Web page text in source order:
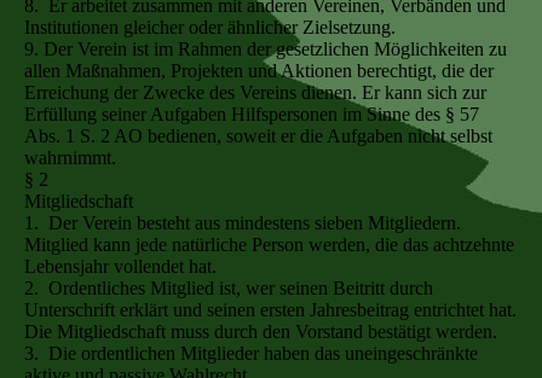
8. Er arbeitet zusammen mit anderen Vereinen, Verbänden und
Institutionen gleicher oder ähnlicher Zielsetzung.
9. Der Verein ist im Rahmen der gesetzlichen Möglichkeiten zu
allen Maßnahmen, Projekten und Aktionen berechtigt, die der
Erreichung der Zwecke des Vereins dienen. Er kann sich zur
Erfüllung seiner Aufgaben Hilfspersonen im Sinne des § 57
Abs. 1 S. 2 AO bedienen, soweit er die Aufgaben nicht selbst
wahrnimmt.
§ 2
Mitgliedschaft
1. Der Verein besteht aus mindestens sieben Mitgliedern.
Mitglied kann jede natürliche Person werden, die das achtzehnte
Lebensjahr vollendet hat.
2. Ordentliches Mitglied ist, wer seinen Beitritt durch
Unterschrift erklärt und seinen ersten Jahresbeitrag entrichtet hat.
Die Mitgliedschaft muss durch den Vorstand bestätigt werden.
3. Die ordentlichen Mitglieder haben das uneingeschränkte